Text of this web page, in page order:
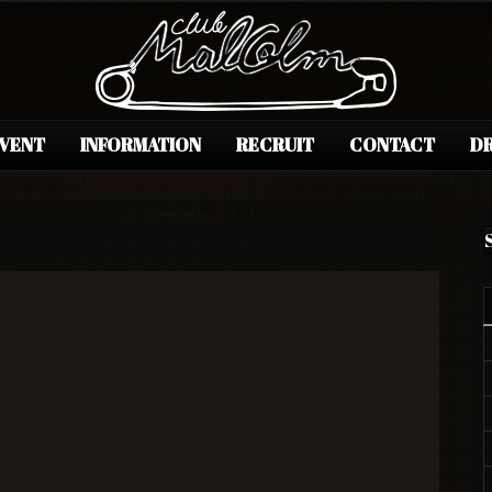
INFORMATION RECRUIT CONTACT